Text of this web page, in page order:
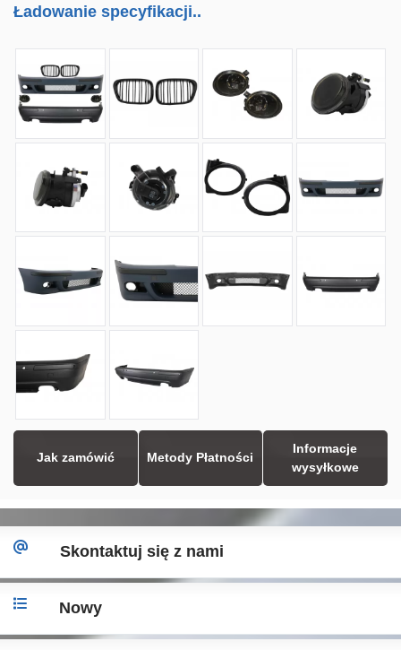
Ładowanie specyfikacji..
Jak zamówić Metody Płatności
Informacje
wysyłkowe
Skontaktuj się z nami
Nowy